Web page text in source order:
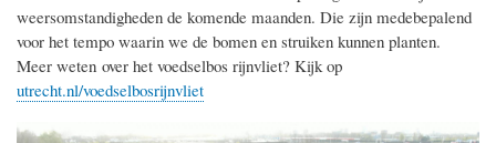
weersomstandigheden de komende maanden. Die zijn medebepalend
voor het tempo waarin we de bomen en struiken kunnen planten.
Meer weten over het voedselbos rijnvliet? Kijk op
utrecht.nl/voedselbosrijnvliet